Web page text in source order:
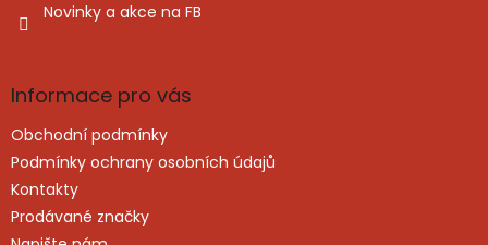
Novinky a akce na FB
Informace pro vás
Obchodní podmínky
Podmínky ochrany osobních údajů
Kontakty
Prodávané značky